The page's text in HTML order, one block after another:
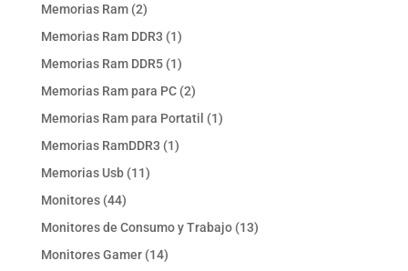
Memorias Ram 22
productos
Memorias Ram DDR3 11
producto
Memorias Ram DDR5 11
producto
Memorias Ram para PC 22
productos
Memorias Ram para Portatil 11
Memorias RamDDR3 11
Memorias Usb 1111
Monitores 4444
productos
Monitores de Consumo y Trabajo 1313
Monitores Gamer 1414